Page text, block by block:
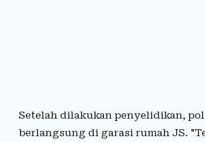
Setelah dilakukan penyelidikan,
berlangsung di garasi rumah JS.